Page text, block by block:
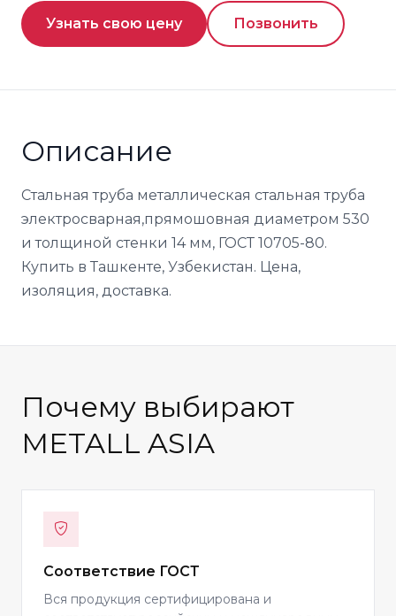
Узнать свою цену Позвонить
Описание
Стальная труба металлическая стальная труба
электросварная,прямошовная диаметром 530
и толщиной стенки 14 мм, ГОСТ 10705-80.
Купить в Ташкенте, Узбекистан. Цена,
изоляция, доставка.
Почему выбирают
METALL ASIA
Соответствие ГОСТ
Вся продукция сертифицирована и